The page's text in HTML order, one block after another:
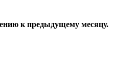
к предыдущему месяцу.